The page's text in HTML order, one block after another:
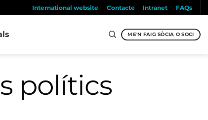
International website Contacte Intranet FAQs
ME'N FAIG SÒCIA O SOCI
polítics